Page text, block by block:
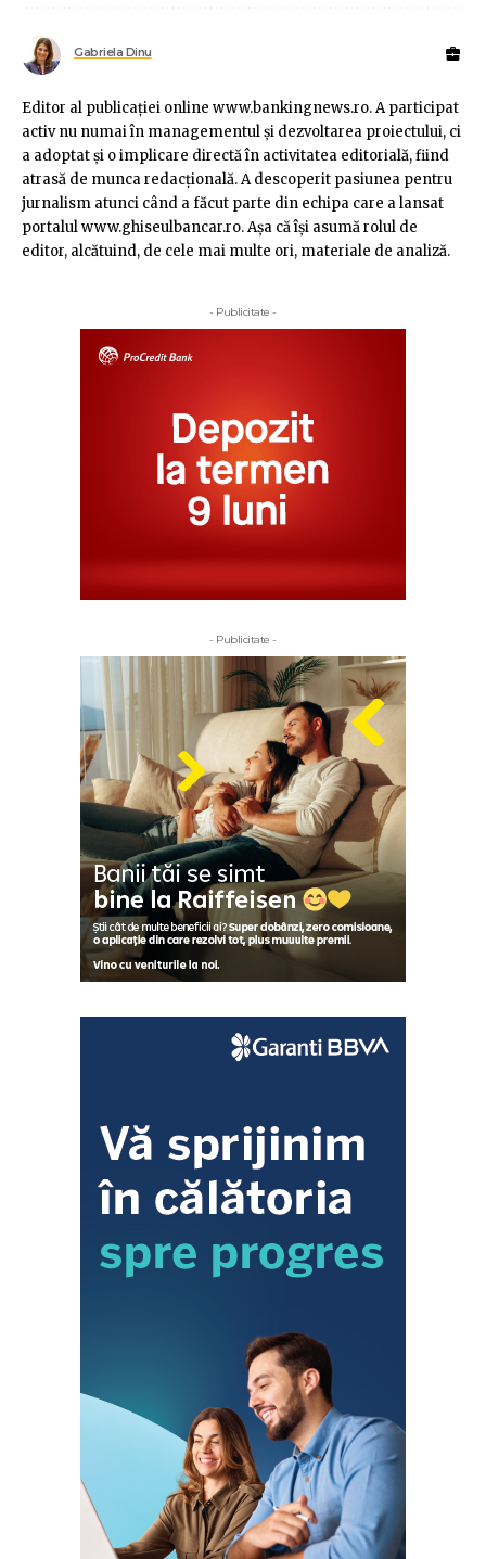
Gabriela Dinu
Editor al publicaţiei online www.bankingnews.ro. A participat
activ nu numai în managementul şi dezvoltarea proiectului, ci
a adoptat şi o implicare directă în activitatea editorială, fiind
atrasă de munca redacţională. A descoperit pasiunea pentru
jurnalism atunci când a făcut parte din echipa care a lansat
portalul www.ghiseulbancar.ro. Așa că îşi asumă rolul de
editor, alcătuind, de cele mai multe ori, materiale de analiză.
- Publicitate -
- Publicitate -